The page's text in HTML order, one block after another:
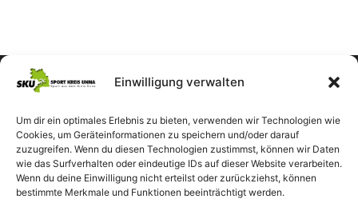
Einwilligung verwalten
Um dir ein optimales Erlebnis zu bieten, verwenden wir Technologien wie
Cookies, um Geräteinformationen zu speichern und/oder darauf
zuzugreifen. Wenn du diesen Technologien zustimmst, können wir Daten
wie das Surfverhalten oder eindeutige IDs auf dieser Website verarbeiten.
Wenn du deine Einwilligung nicht erteilst oder zurückziehst, können
bestimmte Merkmale und Funktionen beeinträchtigt werden.